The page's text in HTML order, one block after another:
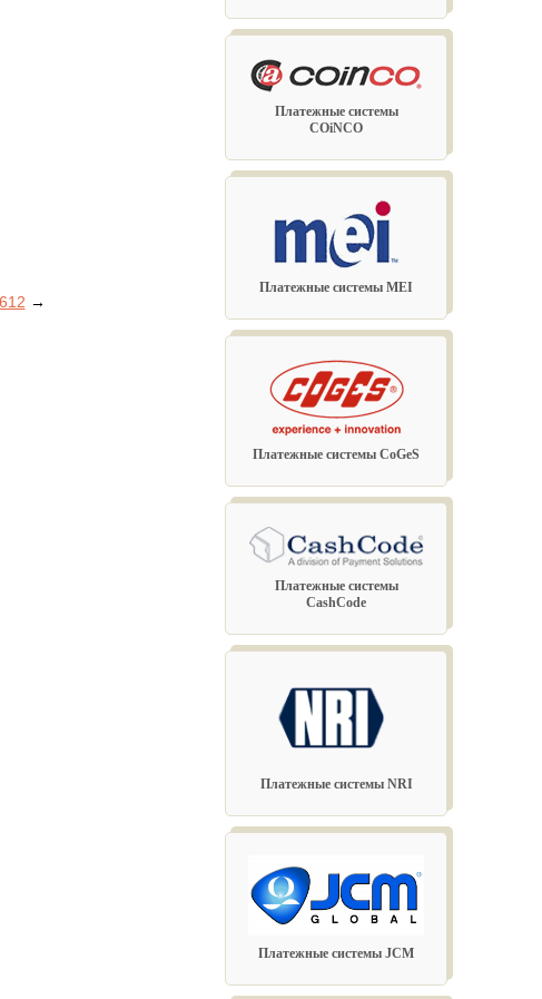
→
Платежные системы
COiNCO
Платежные системы MEI
Платежные системы CoGeS
Платежные системы
CashCode
Платежные системы NRI
Платежные системы JCM